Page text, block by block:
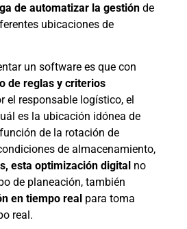
de automatizar la gestión de
ubicaciones de
un software es que con
de reglas y criterios
el responsable logístico, el
es la ubicación idónea de
de la rotación de
de almacenamiento,
esta optimización digital no
de planeación, también
en tiempo real para toma
real.